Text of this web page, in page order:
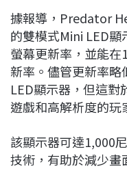
據報導，Predator
的雙模式Mini LED
螢幕更新率，並能
新率。儘管更新率略
LED顯示器，但這對
遊戲和高解析度的玩
該顯示器可達1,000
技術，有助於減少畫